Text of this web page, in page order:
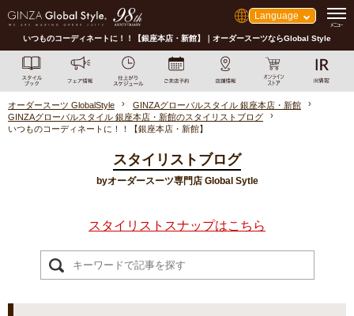
Language
いつものコーディネートに！！【銀座本店・新館】｜オーダースーツならGlobal Style
オーダースーツ GlobalStyle
GINZAグローバルスタイル 銀座本店・新館
GINZAグローバルスタイル 銀座本店・新館のスタイリストブログ
いつものコーディネートに！！【銀座本店・新館】
スタイリストブログ
byオーダースーツ専門店 Global Sytle
スタイリストスナップはこちら